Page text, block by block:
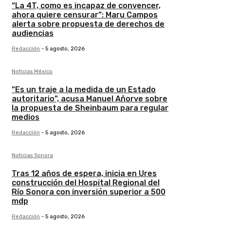
“La 4T, como es incapaz de convencer,
ahora quiere censurar”: Maru Campos
alerta sobre propuesta de derechos de
audiencias
Redacción - 5 agosto, 2026
Noticias México
“Es un traje a la medida de un Estado
autoritario”, acusa Manuel Añorve sobre
la propuesta de Sheinbaum para regular
medios
Redacción - 5 agosto, 2026
Noticias Sonora
Tras 12 años de espera, inicia en Ures
construcción del Hospital Regional del
Río Sonora con inversión superior a 500
mdp
Redacción - 5 agosto, 2026